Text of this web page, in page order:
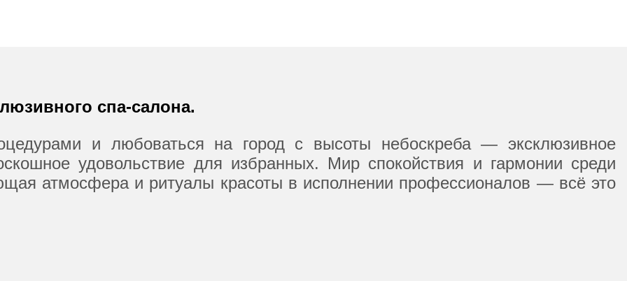
спа-салона.
и любоваться на город с высоты небоскреба — эксклюзивное
удовольствие для избранных. Мир спокойствия и гармонии среди
атмосфера и ритуалы красоты в исполнении профессионалов — всё это